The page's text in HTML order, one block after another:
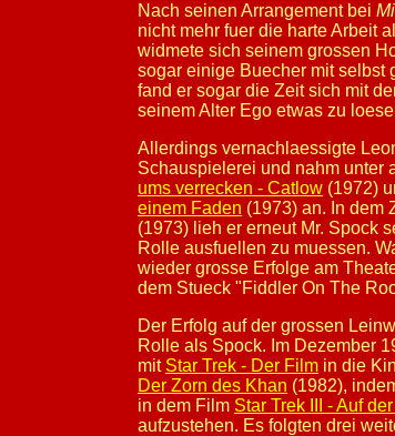
Nach seinen Arrangement bei
nicht mehr fuer die harte Arbeit
widmete sich seinem grossen
sogar einige Buecher mit selbst
fand er sogar die Zeit sich mit
seinem Alter Ego etwas zu
Allerdings vernachlaessigte
Schauspielerei und nahm unter
ums verrecken - Catlow (1972)
einem Faden (1973) an. In dem
(1973) lieh er erneut Mr. Spock
Rolle ausfuellen zu muessen.
wieder grosse Erfolge am
dem Stueck "Fiddler On The
Der Erfolg auf der grossen
Rolle als Spock. Im Dezember
mit Star Trek - Der Film in die
Der Zorn des Khan (1982),
in dem Film Star Trek III - Auf
aufzustehen. Es folgten drei